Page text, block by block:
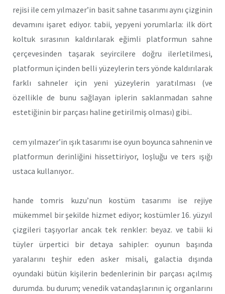
rejisi ile cem yılmazer’in basit sahne tasarımı aynı çizginin
devamını işaret ediyor. tabii, yepyeni yorumlarla: ilk dört
koltuk sırasının kaldırılarak eğimli platformun sahne
çerçevesinden taşarak seyircilere doğru ilerletilmesi,
platformun içinden belli yüzeylerin ters yönde kaldırılarak
farklı sahneler için yeni yüzeylerin yaratılması (ve
özellikle de bunu sağlayan iplerin saklanmadan sahne
estetiğinin bir parçası haline getirilmiş olması) gibi..
cem yılmazer’in ışık tasarımı ise oyun boyunca sahnenin ve
platformun derinliğini hissettiriyor, loşluğu ve ters ışığı
ustaca kullanıyor..
hande tomris kuzu’nun kostüm tasarımı ise rejiye
mükemmel bir şekilde hizmet ediyor; kostümler 16. yüzyıl
çizgileri taşıyorlar ancak tek renkler: beyaz. ve tabii ki
tüyler ürpertici bir detaya sahipler: oyunun başında
yaralarını teşhir eden asker misali, galactia dışında
oyundaki bütün kişilerin bedenlerinin bir parçası açılmış
durumda. bu durum; venedik vatandaşlarının iç organlarını